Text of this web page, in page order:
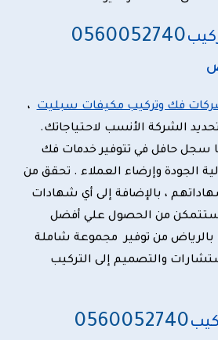
0560052740
فك وتركيب مكيفات سبليت،
الشركة الأنسب لاحتياجاتك.
سجل حافل في تتوفير خدمات فك
الجودة وإرضاء العملاء . تحقق من
، بالإضافة إلى أي شهادات
ستتمكن من الحصول علي أفضل
من توفير مجموعة شاملة
والتصميم إلى التركيب
0560052740